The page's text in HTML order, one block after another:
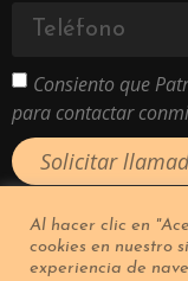
Consiento que
para contactar
Solicitar
Al hacer clic en
cookies en nuestro
experiencia de